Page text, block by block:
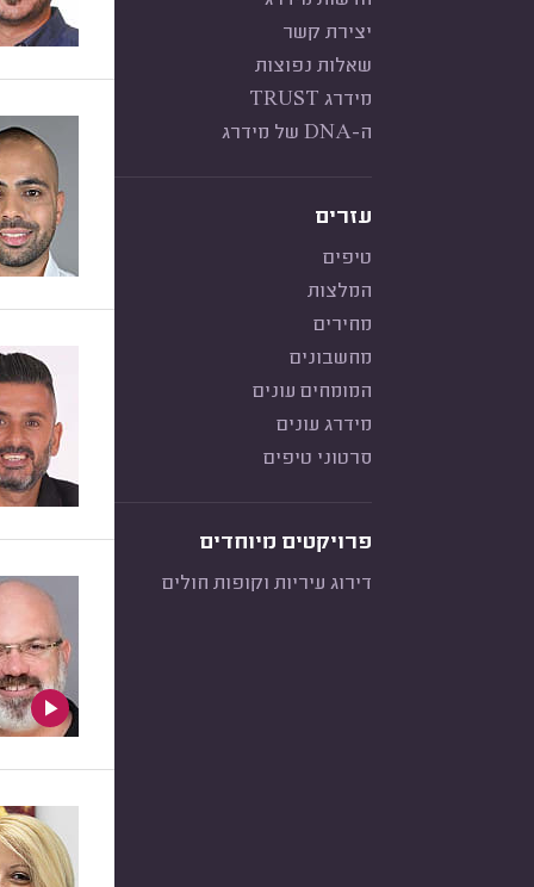
יצירת קשר
שאלות נפוצות
מידרג TRUST
ה-DNA של מידרג
עזרים
טיפים
המלצות
מחירים
מחשבונים
המומחים עונים
מידרג עונים
סרטוני טיפים
פרויקטים מיוחדים
דירוג עיריות וקופות חולים